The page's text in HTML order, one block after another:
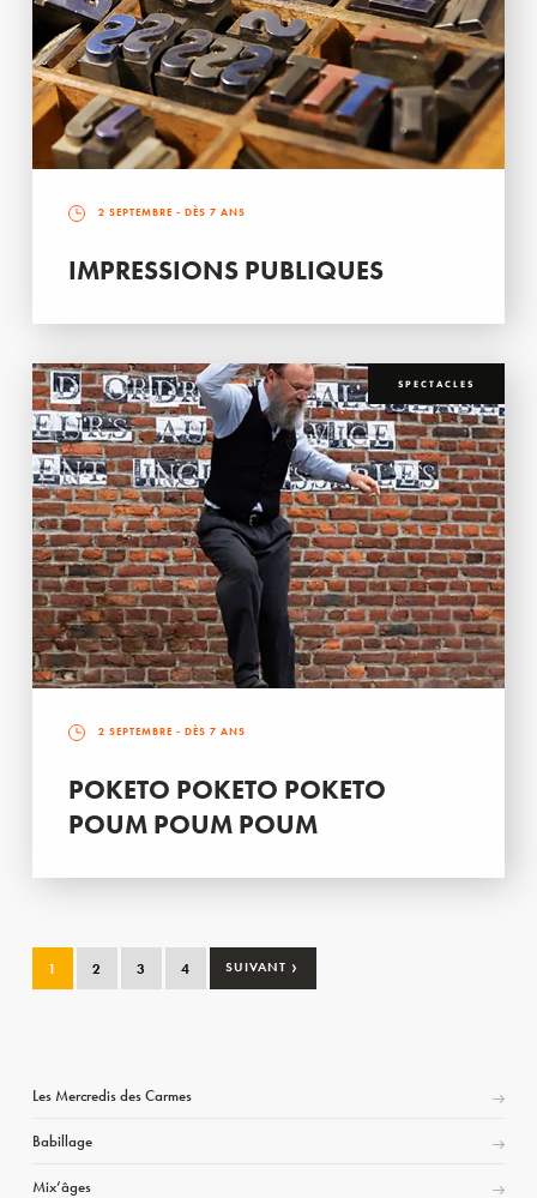
2 SEPTEMBRE - DÈS 7 ANS
IMPRESSIONS PUBLIQUES
SPECTACLES
2 SEPTEMBRE - DÈS 7 ANS
POKETO POKETO POKETO
POUM POUM POUM
1 2 3 4 SUIVANT ›
Les Mercredis des Carmes
Babillage
Mix’âges